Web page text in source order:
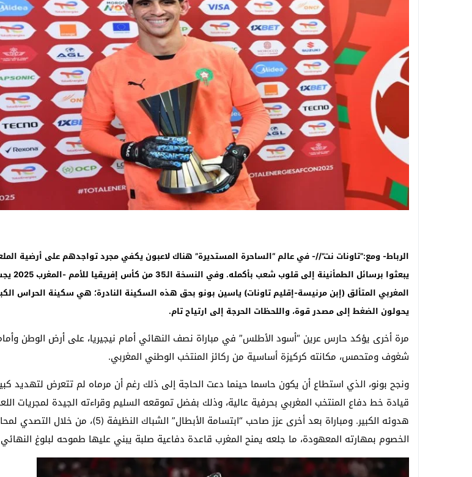
الرباط- ومع:”تاونات نت”//- في عالم “الساحرة المستديرة” هناك لاعبون يكفي مجرد تواجدهم على أرضية
يبعثوا برسائل
المغربي المتألق (إبن مرنيسة-إقليم تاونات) ياسين بونو بحق هذه السكينة النادرة؛ هي سكينة الحراس
يحولون الضغط إلى مصدر قوة، واللحظات الحرجة إلى ارتياح تام.
مرة أخرى يؤكد حارس عرين “أسود الأطلس” في مباراة نصف النهائي أمام نيجيريا، على أرض الوطن
شغوف ومتحمس، مكانته كركيزة أساسية من ركائز المنتخب الوطني المغربي.
ونجح بونو، الذي استطاع أن يكون حاسما حينما دعت الحاجة إلى ذلك رغم أن مرماه لم تتعرض لتهديد
قيادة خط دفاع المنتخب المغربي بحرفية عالية، وذلك بفضل تموقعه السليم وقراءته الجيدة لمجريات
هدوئه الكبير. ومباراة بعد أخرى عزز صاحب “ابتسامة الأبطال” الشباك النظيفة (5)، من
الخصوم بمهارته المعهودة، ما جلعه يمنح المغرب قاعدة دفاعية صلبة يبني عليها طموحه لبلوغ النهائي